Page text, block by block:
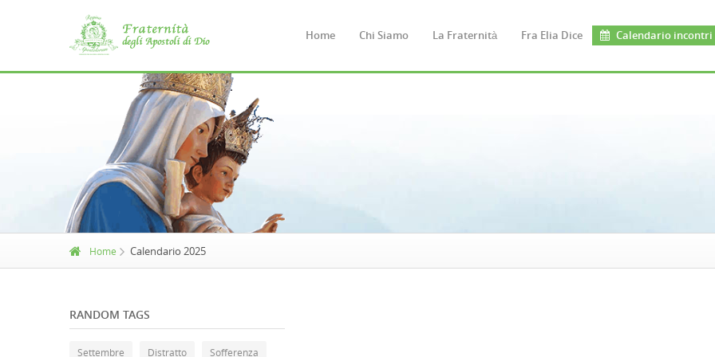
Home Chi Siamo La Fraternità Fra Elia Dice Calendario incontri
Home Calendario 2025
RANDOM TAGS
Settembre Distratto Sofferenza